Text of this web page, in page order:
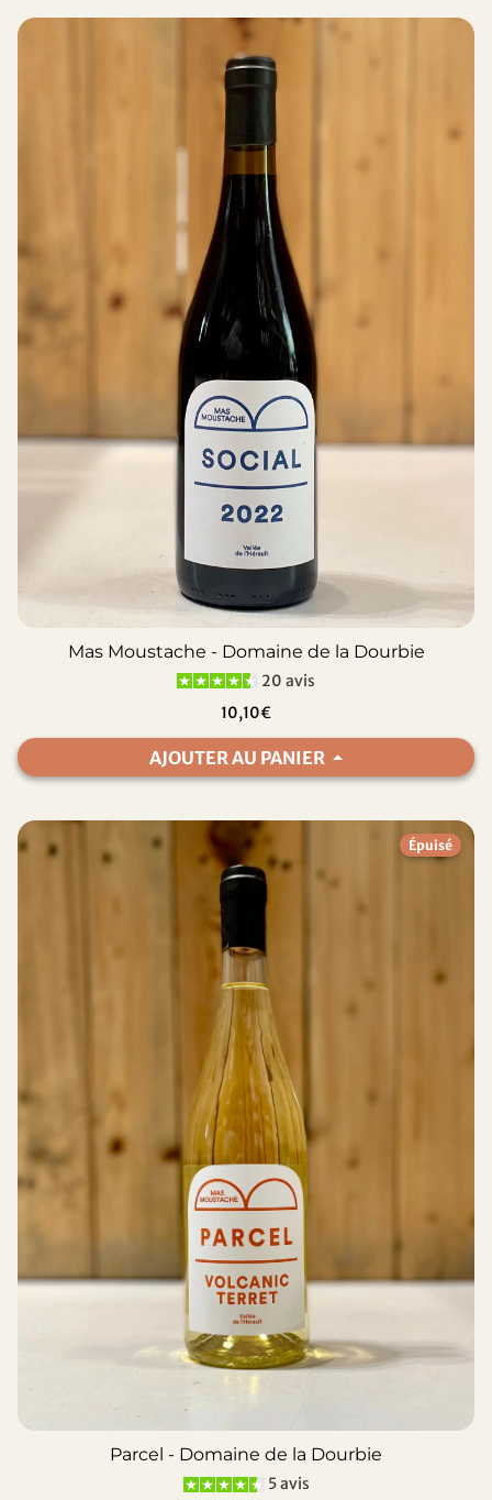
Mas Moustache - Domaine de la Dourbie
20 avis
10,10€
AJOUTER AU PANIER
Épuisé
Parcel - Domaine de la Dourbie
5 avis